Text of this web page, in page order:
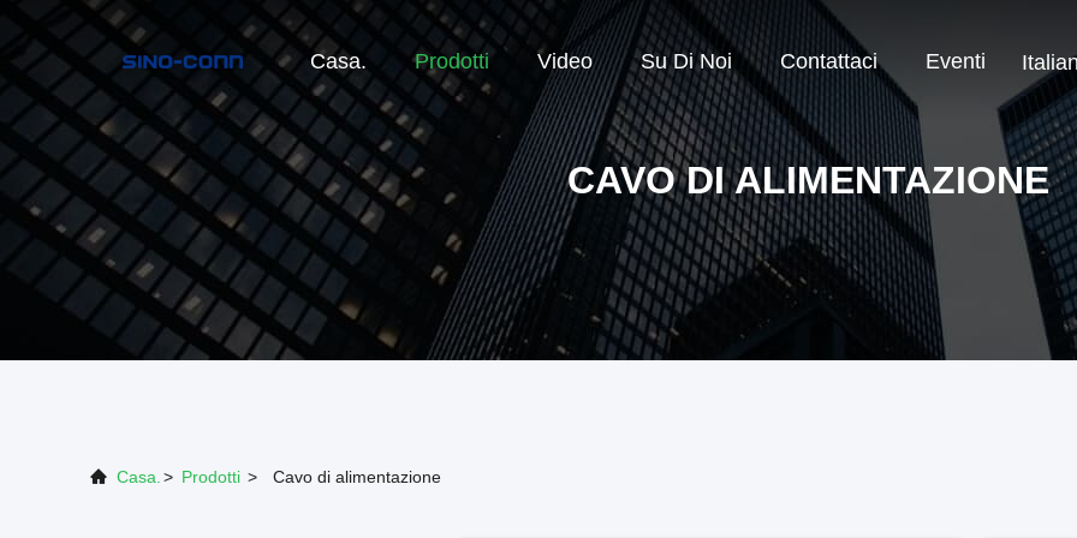
Casa. Prodotti Video Su Di Noi Contattaci Eventi
CAVO DI ALIMENTAZIONE
Casa. > Prodotti > Cavo di alimentazione